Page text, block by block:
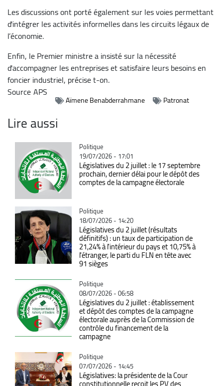
Les discussions ont porté également sur les voies permettant
d'intégrer les activités informelles dans les circuits légaux de
l’économie.
Enfin, le Premier ministre a insisté sur la nécessité
d'accompagner les entreprises et satisfaire leurs besoins en
foncier industriel, précise t-on.
SourceAPS
Aïmene Benabderrahmane Patronat
Lire aussi
Catégorie
Politique
19/07/2026 - 17:01
Législatives du 2 juillet : le 17 septembre
prochain, dernier délai pour le dépôt des
comptes de la campagne électorale
Catégorie
Politique
18/07/2026 - 14:20
Législatives du 2 juillet (résultats
définitifs) : un taux de participation de
21,24% à l'intérieur du pays et 10,75% à
l'étranger, le parti du FLN en tête avec
91 sièges
Catégorie
Politique
08/07/2026 - 06:58
Législatives du 2 juillet : établissement
et dépôt des comptes de la campagne
électorale auprès de la Commission de
contrôle du financement de la
campagne
Catégorie
Politique
07/07/2026 - 14:45
Législatives: la présidente de la Cour